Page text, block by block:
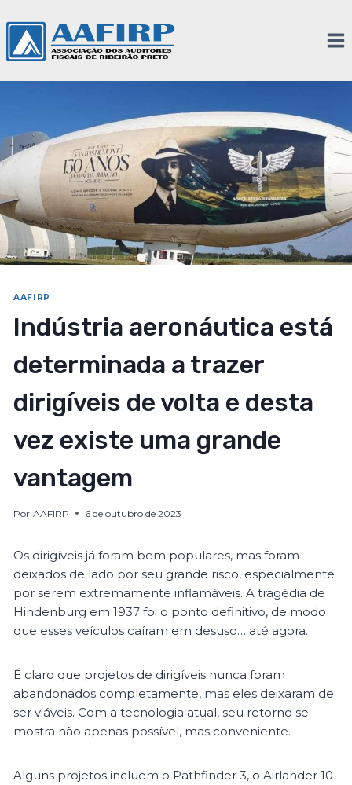
AAFIRP
Indústria aeronáutica está
determinada a trazer
dirigíveis de volta e desta
vez existe uma grande
vantagem
Por AAFIRP 6 de outubro de 2023
Os dirigíveis já foram bem populares, mas foram
deixados de lado por seu grande risco, especialmente
por serem extremamente inflamáveis. A tragédia de
Hindenburg em 1937 foi o ponto definitivo, de modo
que esses veículos caíram em desuso… até agora.
É claro que projetos de dirigíveis nunca foram
abandonados completamente, mas eles deixaram de
ser viáveis. Com a tecnologia atual, seu retorno se
mostra não apenas possível, mas conveniente.
Alguns projetos incluem o Pathfinder 3, o Airlander 10